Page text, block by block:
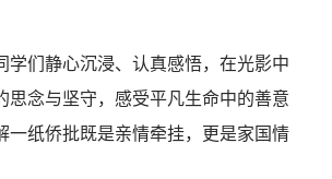
们静心沉浸、认真感悟，在光影中
思念与坚守，感受平凡生命中的善意
一纸侨批既是亲情牵挂，更是家国情